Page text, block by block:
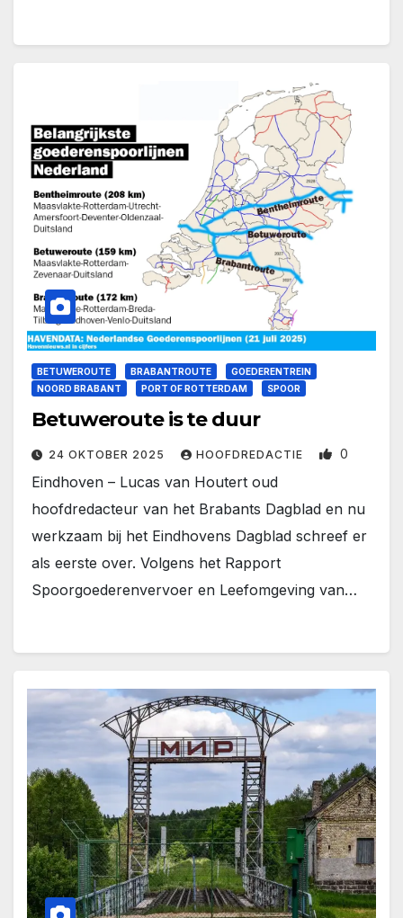
BETUWEROUTE BRABANTROUTE
GOEDERENTREIN
NOORD BRABANT
PORT OF ROTTERDAM SPOOR
Betuweroute is te duur
24 OKTOBER 2025 HOOFDREDACTIE 0
Eindhoven – Lucas van Houtert oud
hoofdredacteur van het Brabants Dagblad en nu
werkzaam bij het Eindhovens Dagblad schreef er
als eerste over. Volgens het Rapport
Spoorgoederenvervoer en Leefomgeving van…